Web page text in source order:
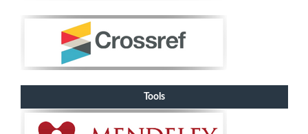
Tools